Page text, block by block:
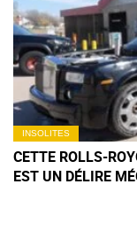
INSOLITES
CETTE ROLLS-
EST UN DÉLIRE